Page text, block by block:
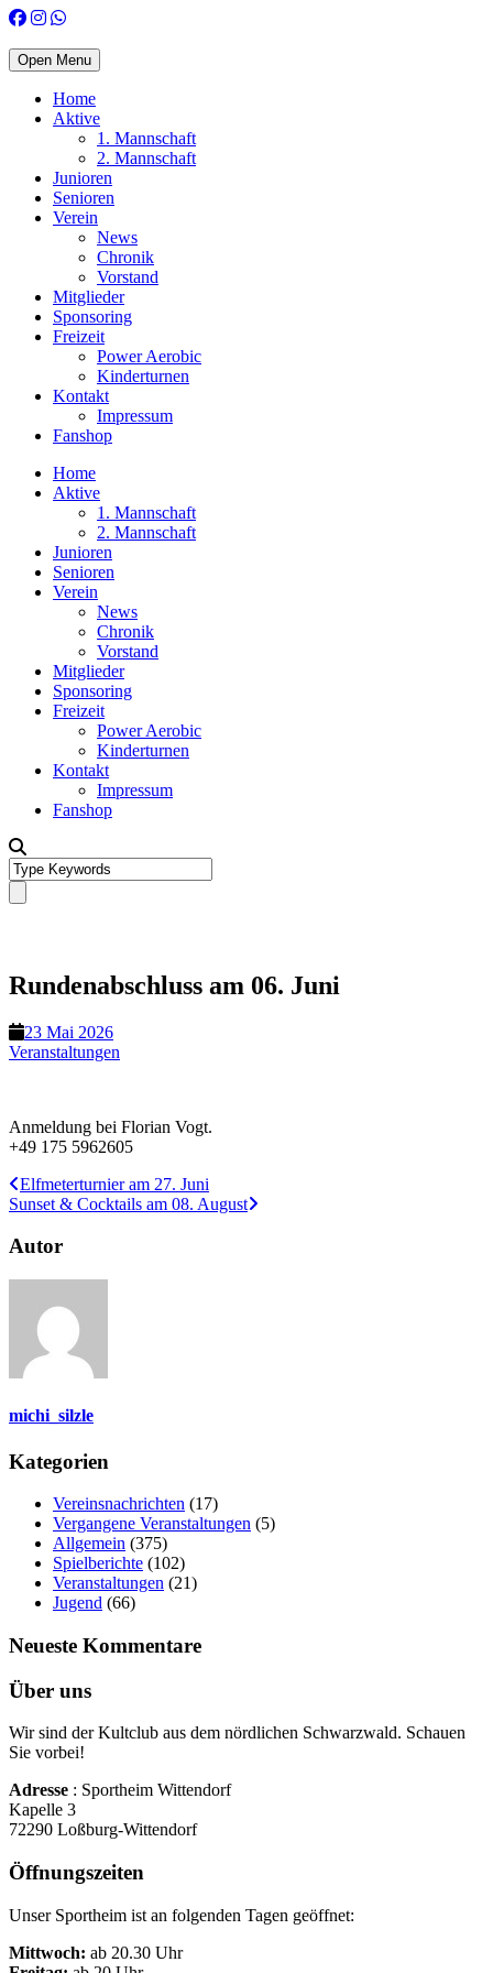
Open Menu
Home
Aktive
1. Mannschaft
2. Mannschaft
Junioren
Senioren
Verein
News
Chronik
Vorstand
Mitglieder
Sponsoring
Freizeit
Power Aerobic
Kinderturnen
Kontakt
Impressum
Fanshop
Home
Aktive
1. Mannschaft
2. Mannschaft
Junioren
Senioren
Verein
News
Chronik
Vorstand
Mitglieder
Sponsoring
Freizeit
Power Aerobic
Kinderturnen
Kontakt
Impressum
Fanshop
Rundenabschluss am 06. Juni
23 Mai 2026
Veranstaltungen
Anmeldung bei Florian Vogt.
+49 175 5962605
Elfmeterturnier am 27. Juni
Sunset & Cocktails am 08. August
Autor
michi_silzle
Kategorien
Vereinsnachrichten (17)
Vergangene Veranstaltungen (5)
Allgemein (375)
Spielberichte (102)
Veranstaltungen (21)
Jugend (66)
Neueste Kommentare
Über uns
Wir sind der Kultclub aus dem nördlichen Schwarzwald. Schauen
Sie vorbei!
Adresse : Sportheim Wittendorf
Kapelle 3
72290 Loßburg-Wittendorf
Öffnungszeiten
Unser Sportheim ist an folgenden Tagen geöffnet:
Mittwoch: ab 20.30 Uhr